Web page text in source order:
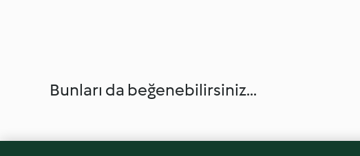
Bunları da beğenebilirsiniz...